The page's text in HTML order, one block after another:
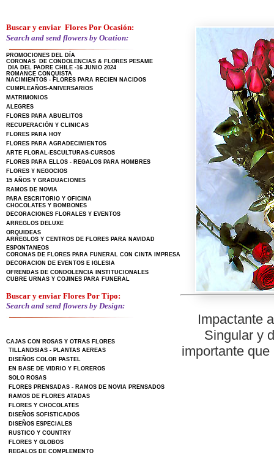
Buscar y enviar Flores Por Ocasión:
Search and send flowers by Ocation:
PROMOCIONES DEL DÍA
CORONAS DE CONDOLENCIAS & FLORES PESAME
DIA DEL PADRE CHILE -16 JUNIO 2024
ROMANCE CONQUISTA
NACIMIENTOS - FLORES PARA RECIEN NACIDOS
CUMPLEAÑOS-ANIVERSARIOS
MATRIMONIOS
ALEGRES
FLORES PARA ABUELITOS
RECUPERACIÓN Y CLINICAS
FLORES PARA HOY
FLORES PARA AGRADECIMIENTOS
ARTE FLORAL-ESCULTURAS-CURSOS
FLORES PARA ELLOS - REGALOS PARA HOMBRES
FLORES Y NEGOCIOS
15 AÑOS Y GRADUACIONES
RAMOS DE NOVIA
PARA ESCRITORIO Y OFICINA
CHOCOLATES Y BOMBONES
DECORACIONES FLORALES Y EVENTOS
ARREGLOS DELUXE
ORQUIDEAS
ARREGLOS Y CENTROS DE FLORES PARA NAVIDAD
ESPONTANEOS
CORONAS DE FLORES PARA FUNERAL CON CINTA IMPRESA
DECORACION DE EVENTOS E IGLESIA
OFRENDAS DE CONDOLENCIA INSTITUCIONALES
CUBRE URNAS Y COJINES PARA FUNERAL
Buscar y enviar Flores Por Tipo:
Search and send flowers by Design:
CAJAS CON ROSAS Y OTRAS FLORES
TILLANDSIAS - PLANTAS AEREAS
DISEÑOS COLOR PASTEL
EN BASE DE VIDRIO Y FLOREROS
SOLO ROSAS
FLORES PRENSADAS - RAMOS DE NOVIA PRENSADOS
RAMOS DE FLORES ATADAS
FLORES Y CHOCOLATES
DISEÑOS SOFISTICADOS
DISEÑOS ESPECIALES
RUSTICO Y COUNTRY
FLORES Y GLOBOS
REGALOS DE COMPLEMENTO
Impactante
Singular y
importante